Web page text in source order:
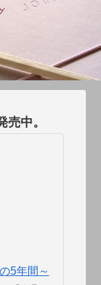
中。
5年間～